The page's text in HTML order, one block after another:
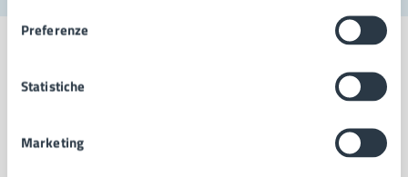
Preferenze
Statistiche
Marketing